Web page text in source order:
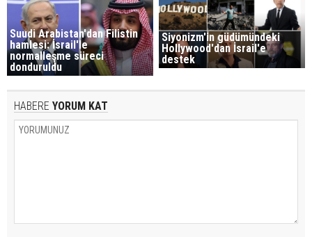
Suudi Arabistan'dan Filistin
hamlesi: İsrail'le
normalleşme süreci
donduruldu
Siyonizm'in güdümündeki
Hollywood'dan İsrail'e
destek
HABERE YORUM KAT